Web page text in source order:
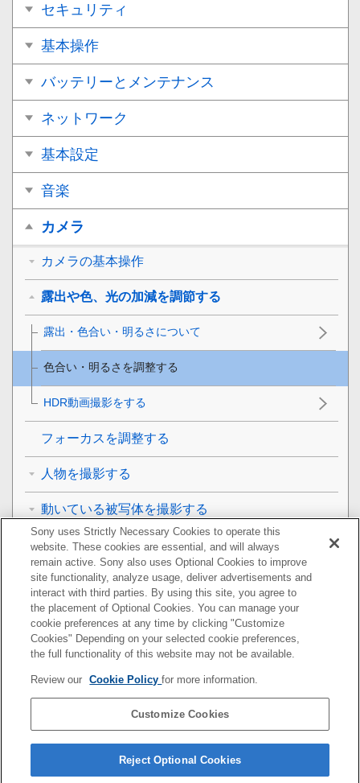
セキュリティ
基本操作
バッテリーとメンテナンス
ネットワーク
基本設定
音楽
カメラ
カメラの基本操作
露出や色、光の加減を調節する
露出・色合い・明るさについて
色合い・明るさを調整する
HDR動画撮影をする
フォーカスを調整する
人物を撮影する
動いている被写体を撮影する
背景をぼかして撮影する（ぼけ効果）
撮影モードを利用する
画像サイズを変更する
その他のカメラ設定
おサイフケータイ®
Sony uses Strictly Necessary Cookies to operate this
website. These cookies are essential, and will always
remain active. Sony also uses Optional Cookies to improve
site functionality, analyze usage, deliver advertisements and
interact with third parties. By using this site, you agree to
the placement of Optional Cookies. You can manage your
cookie preferences at any time by clicking "Customize
Cookies" Depending on your selected cookie preferences,
the full functionality of this website may not be available.
Review our Cookie Policyfor more information.
Customize Cookies
Reject Optional Cookies